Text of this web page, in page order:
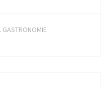
GASTRONOMIE